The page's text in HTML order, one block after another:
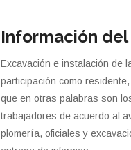
Información
Excavación e instalación de
participación como
que en otras palabras son
trabajadores de acuerdo al
plomería, oficiales y